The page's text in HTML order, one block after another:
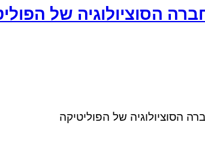
הסוציולוגיה של
הסוציולוגיה של הפוליטיקה